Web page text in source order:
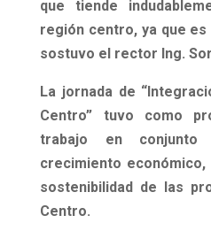
que tiende
región centro, ya que
sostuvo el rector Ing.
La jornada de “
Centro” tuvo como
trabajo en
crecimiento
sostenibilidad de las
Centro.